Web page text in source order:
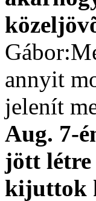
annyit
jelenít
Aug. 7-
jött létre
kijuttok